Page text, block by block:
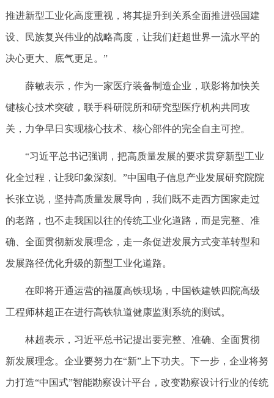
推进新型工业化高度重视，将其提升到关系全面推进强国建
设、民族复兴伟业的战略高度，让我们赶超世界一流水平的
决心更大、底气更足。”
薛敏表示，作为一家医疗装备制造企业，联影将加快关
键核心技术突破，联手科研院所和研究型医疗机构共同攻
关，力争早日实现核心技术、核心部件的完全自主可控。
“习近平总书记强调，把高质量发展的要求贯穿新型工业
化全过程，让我印象深刻。”中国电子信息产业发展研究院院
长张立说，坚持高质量发展导向，我们既不走西方国家走过
的老路，也不走我国以往的传统工业化道路，而是完整、准
确、全面贯彻新发展理念，走一条促进发展方式变革转型和
发展路径优化升级的新型工业化道路。
在即将开通运营的福厦高铁现场，中国铁建铁四院高级
工程师林超正在进行高铁轨道健康监测系统的测试。
林超表示，习近平总书记提出要完整、准确、全面贯彻
新发展理念。企业要努力在“新”上下功夫。下一步，企业将努
力打造“中国式”智能勘察设计平台，改变勘察设计行业的传统